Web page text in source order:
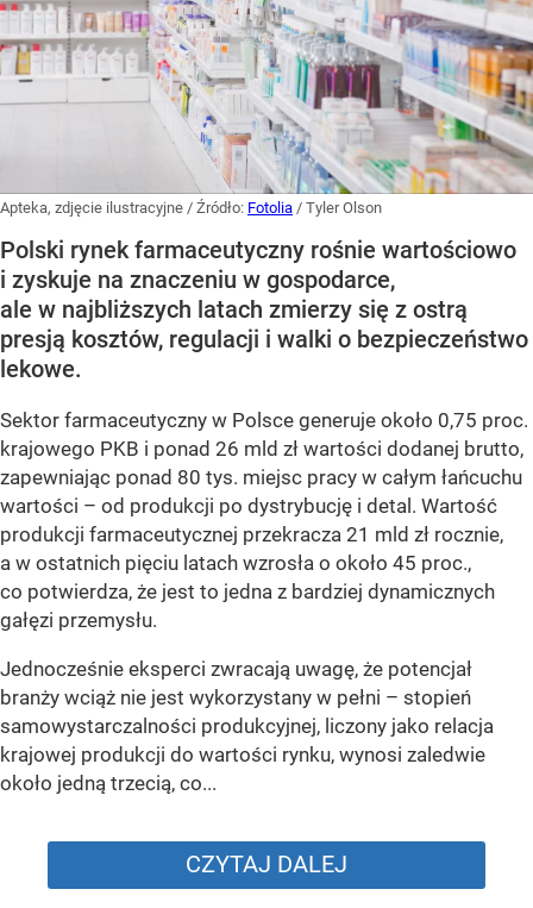
Apteka, zdjęcie ilustracyjne / Źródło: Fotolia / Tyler Olson
Polski rynek farmaceutyczny rośnie wartościowo
i zyskuje na znaczeniu w gospodarce,
ale w najbliższych latach zmierzy się z ostrą
presją kosztów, regulacji i walki o bezpieczeństwo
lekowe.
Sektor farmaceutyczny w Polsce generuje około 0,75 proc.
krajowego PKB i ponad 26 mld zł wartości dodanej brutto,
zapewniając ponad 80 tys. miejsc pracy w całym łańcuchu
wartości – od produkcji po dystrybucję i detal. Wartość
produkcji farmaceutycznej przekracza 21 mld zł rocznie,
a w ostatnich pięciu latach wzrosła o około 45 proc.,
co potwierdza, że jest to jedna z bardziej dynamicznych
gałęzi przemysłu.
Jednocześnie eksperci zwracają uwagę, że potencjał
branży wciąż nie jest wykorzystany w pełni – stopień
samowystarczalności produkcyjnej, liczony jako relacja
krajowej produkcji do wartości rynku, wynosi zaledwie
około jedną trzecią, co...
CZYTAJ DALEJ